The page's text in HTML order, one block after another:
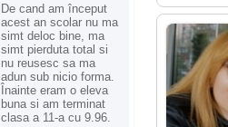
De cand am început
acest an scolar nu ma
simt deloc bine, ma
simt pierduta total si
nu reusesc sa ma
adun sub nicio forma.
Înainte eram o eleva
buna si am terminat
clasa a 11-a cu 9.96.